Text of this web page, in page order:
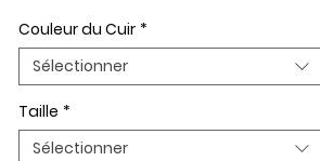
permettre d’associer vos ensembles
en fonction de vos envies. Toutes nos
ceintures sont en largeur 32mm.
Boucle plaquée Or ou Palladium,
Parement de boucle Plaqué Or ou
Palladium.
Couleur du Cuir *
Sélectionner
Taille *
Sélectionner